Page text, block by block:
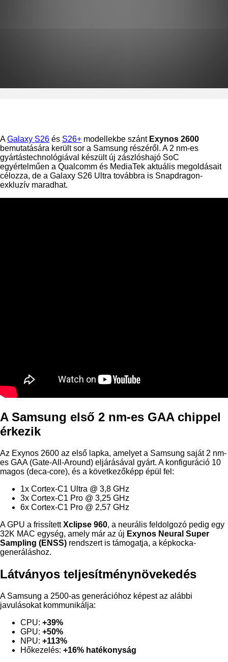
AGalaxy S26 és S26+ modellekbe szánt Exynos 2600
bemutatására került sor a Samsung részéről. A 2 nm-es
gyártástechnológiával készült új zászlóshajó SoC
egyértelműen a Qualcomm és MediaTek aktuális megoldásait
célozza, de a Galaxy S26 Ultra továbbra is Snapdragon-
exkluzív maradhat.
A Samsung első 2 nm-es GAA chippel
érkezik
Az Exynos 2600 az első lapka, amelyet a Samsung saját 2 nm-
es GAA (Gate-All-Around) eljárásával gyárt. A konfiguráció 10
magos (deca-core), és a következőképp épül fel:
1x Cortex-C1 Ultra @ 3,8 GHz
3x Cortex-C1 Pro @ 3,25 GHz
6x Cortex-C1 Pro @ 2,57 GHz
A GPU a frissítettXclipse 960, a neurális feldolgozó pedig egy
32K MAC egység, amely már az új Exynos Neural Super
Sampling (ENSS) rendszert is támogatja, a képkocka-
generáláshoz.
Látványos teljesítménynövekedés
A Samsung a 2500-as generációhoz képest az alábbi
javulásokat kommunikálja:
CPU: +39%
GPU: +50%
NPU: +113%
Hőkezelés: +16% hatékonyság